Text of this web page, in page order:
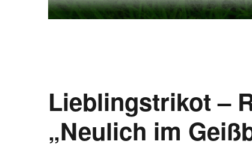
Lieblingstrikot –
„Neulich im